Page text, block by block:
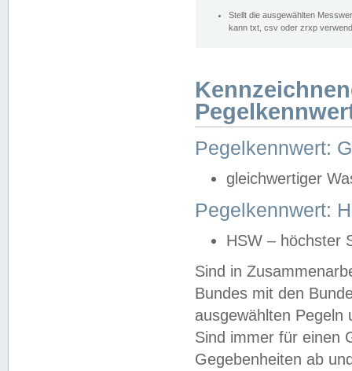
Stellt die ausgewählten
kann txt, csv oder zrxp
Pegelkennwert:
gleichwertiger
Pegelkennwert:
HSW – höchster
Sind in
Bundes mit den
ausgewählten
Sind immer für einen
Gegebenheiten ab